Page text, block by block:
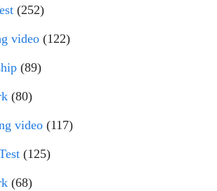
(252)
video (122)
(89)
(80)
video (117)
(125)
(68)